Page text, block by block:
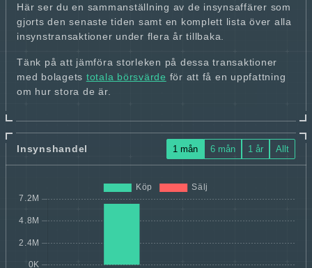
Här ser du en sammanställning av de insynsaffärer som
gjorts den senaste tiden samt en komplett lista över alla
insynstransaktioner under flera år tillbaka.
Tänk på att jämföra storleken på dessa transaktioner
med bolagets totala börsvärde för att få en uppfattning
om hur stora de är.
Insynshandel 1 mån 6 mån 1 år Allt